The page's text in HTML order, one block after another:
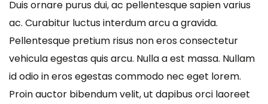
Duis ornare purus dui, ac pellentesque sapien varius
ac. Curabitur luctus interdum arcu a gravida.
Pellentesque pretium risus non eros consectetur
vehicula egestas quis arcu. Nulla a est massa. Nullam
id odio in eros egestas commodo nec eget lorem.
Proin auctor bibendum velit, ut dapibus orci laoreet